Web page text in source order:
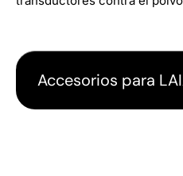
Accesorios para